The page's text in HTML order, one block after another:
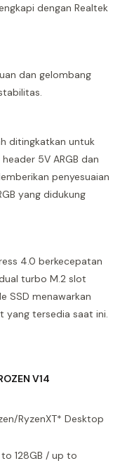
dengan Realtek
dan gelombang
ditingkatkan untuk
5V ARGB dan
penyesuaian
yang didukung
4.0 berkecepatan
turbo M.2 slot
SSD menawarkan
yang tersedia saat ini.
V14
RyzenXT* Desktop
128GB / up to